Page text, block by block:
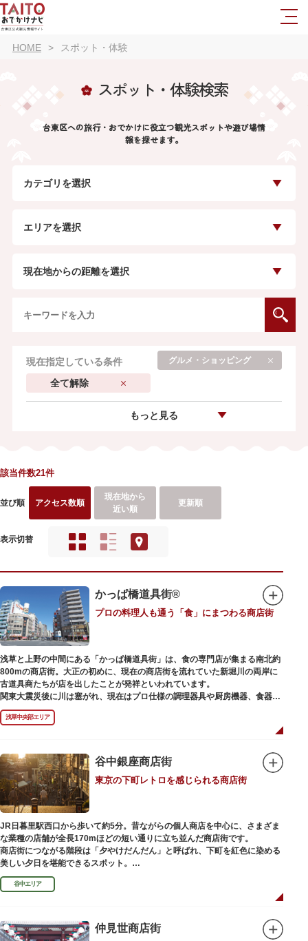
HOME スポット・体験
スポット・体験検索
台東区への旅行・おでかけに役立つ観光スポットや遊び場情
報を探せます。
カテゴリを選択
エリアを選択
現在地からの距離を選択
現在指定している条件 グルメ・ショッピング
全て解除
もっと見る
該当件数21件
並び順 アクセス数順
現在地から
近い順
更新順
表示切替
かっぱ橋道具街®
プロの料理人も通う「食」にまつわる商店街
浅草と上野の中間にある「かっぱ橋道具街」は、食の専門店が集まる南北約
800mの商店街。大正の初めに、現在の商店街を流れていた新堀川の両岸に
古道具商たちが店を出したことが発祥といわれています。
関東大震災後に川は塞がれ、現在はプロ仕様の調理器具や厨房機器、食器、
包材、調理衣装など「食」にまつわる約170軒の専門店が集まる個性的な専
門商店街として賑わいを見せています。もちろん、ほとんどのお店が小売に
も対応。家庭の調理用具を購入したい人や観光客にもおすすめです。食品サ
毎年、道具の日である10月9日前後に開催される「かっぱ橋道具まつり」で
は、各店舗がおすすめ商品や掘り出しものを販売。また、年ごとに異なる
様々な催しものも行われます。
浅草中央部エリア
谷中銀座商店街
東京の下町レトロを感じられる商店街
JR日暮里駅西口から歩いて約5分。昔ながらの個人商店を中心に、さまざま
な業種の店舗が全長170mほどの短い通りに立ち並んだ商店街です。
商店街につながる階段は「夕やけだんだん」と呼ばれ、下町を紅色に染める
美しい夕日を堪能できるスポット。
谷中銀座商店街は1945年頃に自然発生的に生まれ、現在の近隣型商店街へと
発展。昭和の懐かしい商店街の景観を見ることができます。東京の下町レト
観光客が訪れ、買い物や散策を楽しんでいます。
谷中エリア
仲見世商店街